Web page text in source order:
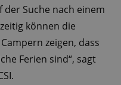
Suche nach einem
können die
zeigen, dass
Ferien sind“, sagt